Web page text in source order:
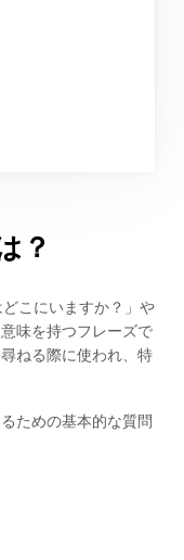
？
こにいますか？」や
味を持つフレーズで
ねる際に使われ、特
ための基本的な質問